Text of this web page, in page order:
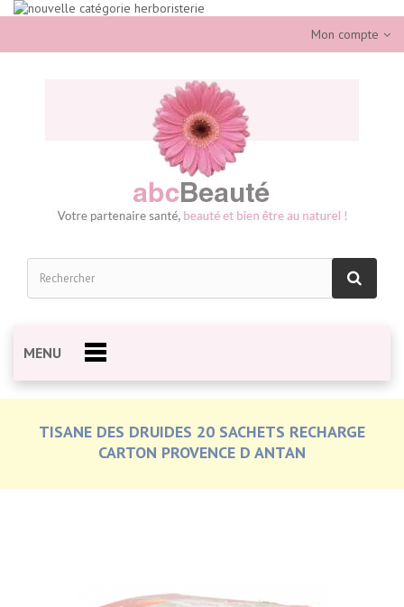
Mon compte
MENU
TISANE DES DRUIDES 20 SACHETS RECHARGE
CARTON PROVENCE D ANTAN